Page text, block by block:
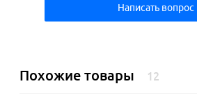
Написать вопрос
Похожие товары 12